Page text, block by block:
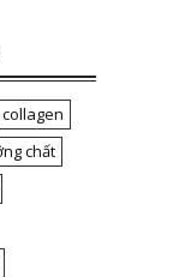
chất